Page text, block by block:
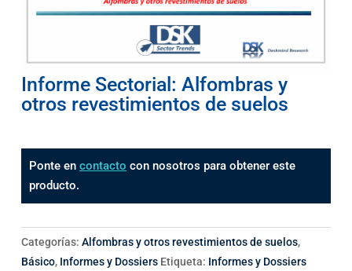
Informe Sectorial: Alfombras y
otros revestimientos de suelos
Ponte en contacto con nosotros para obtener este
producto.
Categorías: Alfombras y otros revestimientos de suelos,
Básico, Informes y Dossiers Etiqueta: Informes y Dossiers